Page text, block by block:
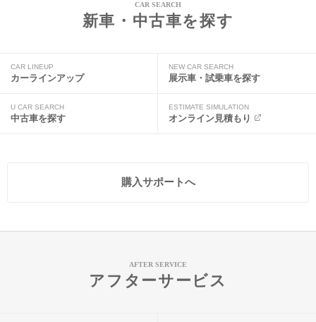
CAR SEARCH
新車・中古車を探す
CAR LINEUP
カーラインアップ
NEW CAR SEARCH
展示車・試乗車を探す
U CAR SEARCH
中古車を探す
ESTIMATE SIMULATION
オンライン見積もり
購入サポートへ
AFTER SERVICE
アフターサービス